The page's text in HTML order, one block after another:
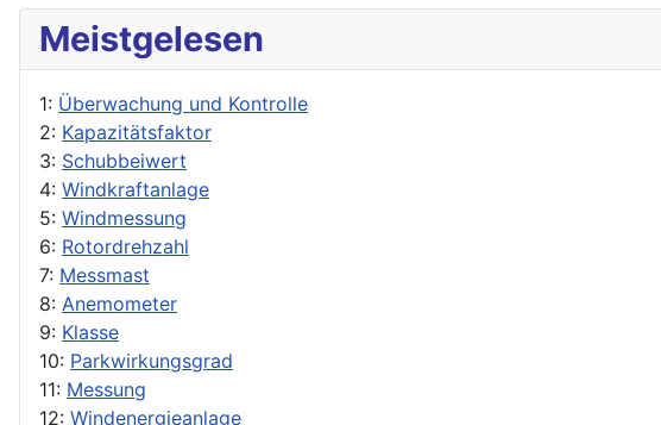
Meistgelesen
1: Überwachung und Kontrolle
2: Kapazitätsfaktor
3: Schubbeiwert
4: Windkraftanlage
5: Windmessung
6: Rotordrehzahl
7: Messmast
8: Anemometer
9: Klasse
10: Parkwirkungsgrad
11: Messung
12: Windenergieanlage